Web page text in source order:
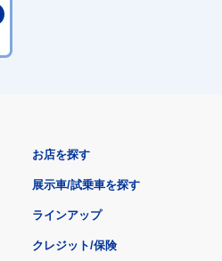
お店を探す
展示車/試乗車を探す
ラインアップ
クレジット/保険